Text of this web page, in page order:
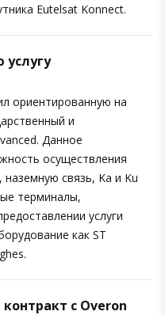
Eutelsat Konnect.
услугу
ориентированную на
и
Данное
осуществления
связь, Ka и Ku
терминалы,
услуги
как ST
с Overon